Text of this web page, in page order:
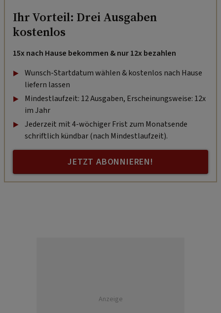
Ihr Vorteil: Drei Ausgaben
kostenlos
15x nach Hause bekommen & nur 12x bezahlen
Wunsch-Startdatum wählen & kostenlos nach Hause
liefern lassen
Mindestlaufzeit: 12 Ausgaben, Erscheinungsweise: 12x
im Jahr
Jederzeit mit 4-wöchiger Frist zum Monatsende
schriftlich kündbar (nach Mindestlaufzeit).
JETZT ABONNIEREN!
Anzeige